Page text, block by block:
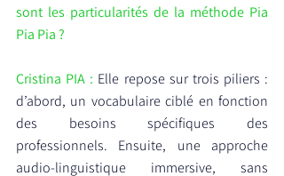
sont les particularités de la méthode Pia
Pia Pia ?
Cristina PIA : Elle repose sur trois piliers :
d’abord, un vocabulaire ciblé en fonction
des besoins spécifiques des
professionnels. Ensuite, une approche
audio-linguistique immersive, sans